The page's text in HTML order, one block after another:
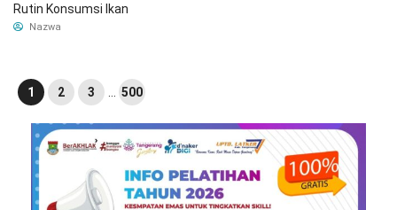
Rutin Konsumsi Ikan
Nazwa
1 2 3 500